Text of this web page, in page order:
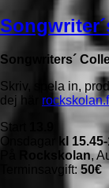
Songwriters´
Skriv, spela in,
dej här
Start
Onsdagar
kl
Rockskolan,
Terminsavgift: 50€